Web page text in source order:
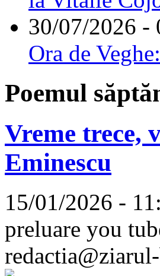
30/07/2026 -
Ora de
Poemul
Vreme trece,
Eminescu
15/01/2026 -
preluare you